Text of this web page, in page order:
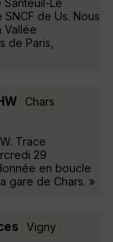
Santeuil-Le
de Us. Nous
Vallée
de Paris,
Chars
Trace
29
en boucle
gare de Chars. »
Vigny